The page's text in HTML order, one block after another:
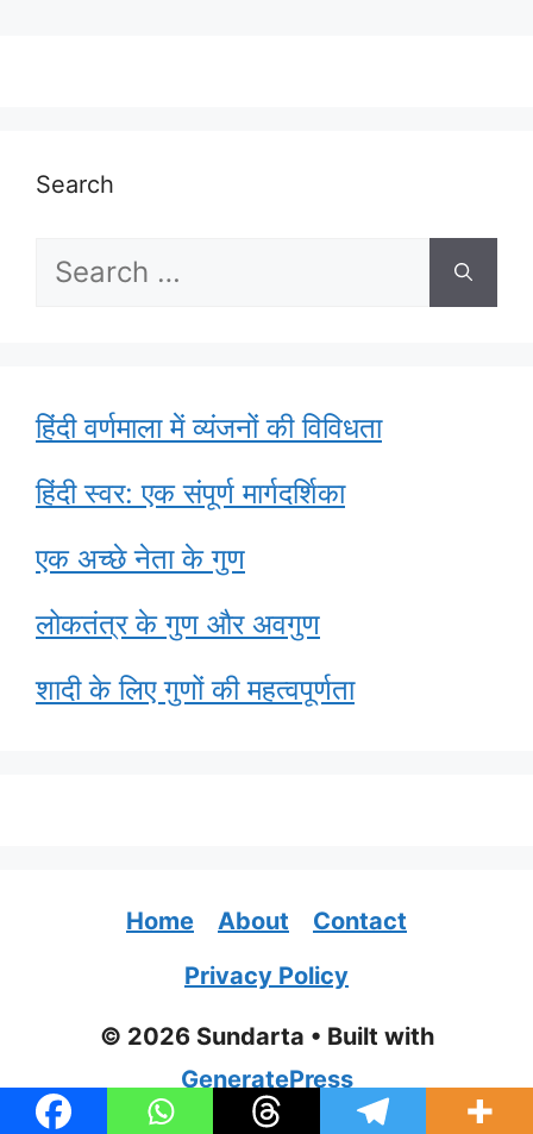
Search
Search
हिंदी वर्णमाला में व्यंजनों की विविधता
हिंदी स्वर: एक संपूर्ण मार्गदर्शिका
एक अच्छे नेता के गुण
लोकतंत्र के गुण और अवगुण
शादी के लिए गुणों की महत्वपूर्णता
Home About
Contact
Privacy Policy
© 2026 Sundarta • Built with
GeneratePress